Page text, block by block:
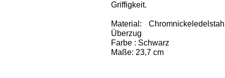
Griffigkeit.
Material:
Überzug
Farbe : Schwarz
Maße: 23,7 cm